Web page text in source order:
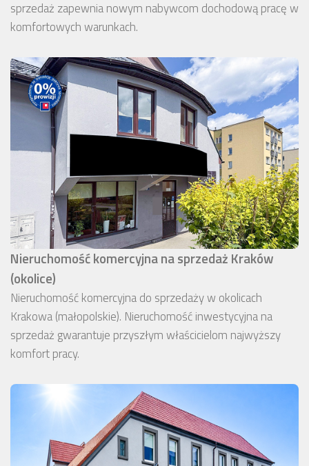
sprzedaż zapewnia nowym nabywcom dochodową pracę w
komfortowych warunkach.
Nieruchomość komercyjna na sprzedaż Kraków
(okolice)
Nieruchomość komercyjna do sprzedaży w okolicach
Krakowa (małopolskie). Nieruchomość inwestycyjna na
sprzedaż gwarantuje przyszłym właścicielom najwyższy
komfort pracy.